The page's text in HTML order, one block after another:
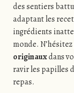
des sentiers
adaptant les
ingrédients
monde.
originauxdans
ravir les papilles
repas.